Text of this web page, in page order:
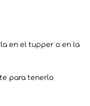
en el tupper o en la
para tenerlo